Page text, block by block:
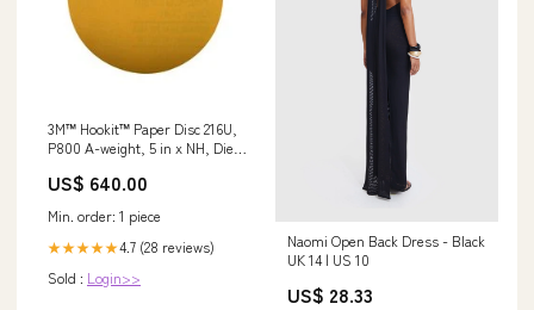
3M™ Hookit™ Paper Disc 216U,
P800 A-weight, 5 in x NH, Die
US$ 640.00
Min. order: 1 piece
★★★★★4.7 (28 reviews)
Sold : Login>>
Naomi Open Back Dress - Black
UK 14 | US 10
US$ 28.33